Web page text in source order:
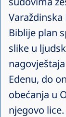
Biblije plan
slike u
Edenu, do
obećanja u
njegovo